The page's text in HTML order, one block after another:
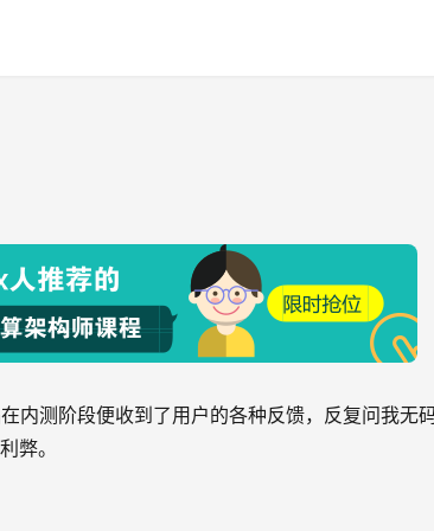
内测阶段便收到了用户的各种反馈，反复问我无
弊。